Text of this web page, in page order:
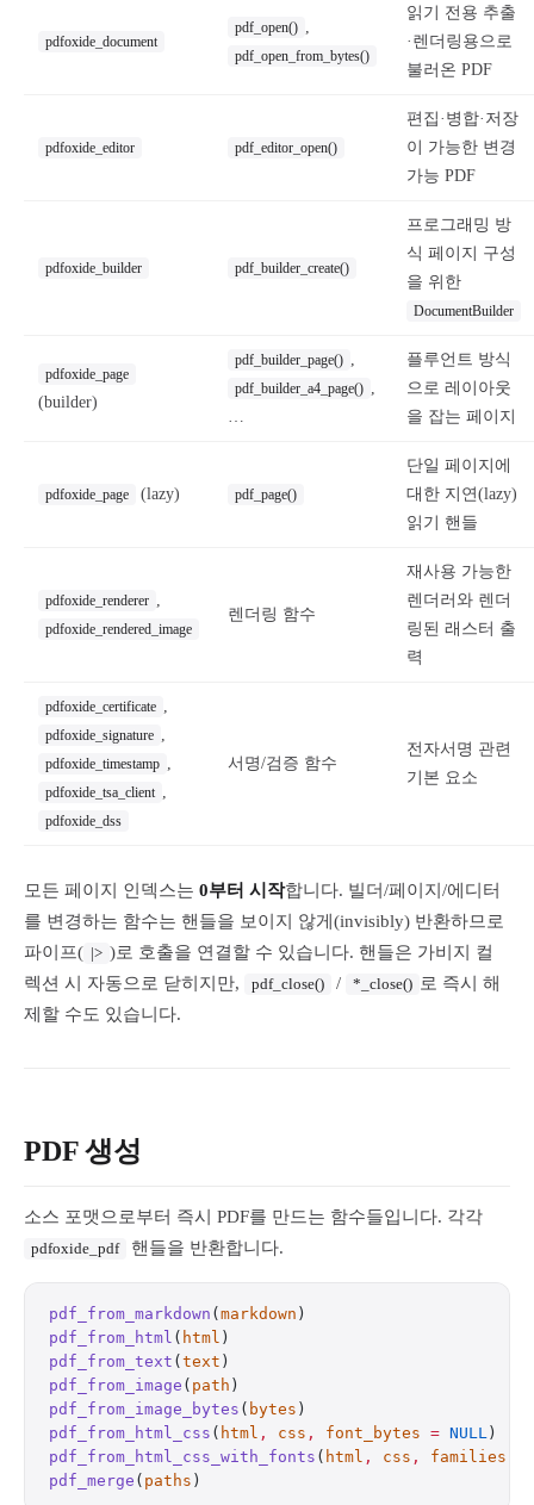
pdfoxide_document
pdf_open() ,
pdf_open_from_bytes()
읽기 전용 추출
·렌더링용으로
불러온 PDF
pdfoxide_editor pdf_editor_open()
편집·병합·저장
이 가능한 변경
가능 PDF
pdfoxide_builder pdf_builder_create()
프로그래밍 방
식 페이지 구성
을 위한
DocumentBuilder
pdfoxide_page
(builder)
pdf_builder_page() ,
pdf_builder_a4_page() ,
…
플루언트 방식
으로 레이아웃
을 잡는 페이지
pdfoxide_page (lazy) pdf_page()
단일 페이지에
대한 지연(lazy)
읽기 핸들
pdfoxide_renderer ,
pdfoxide_rendered_image
렌더링 함수
재사용 가능한
렌더러와 렌더
링된 래스터 출
력
pdfoxide_certificate ,
pdfoxide_signature ,
pdfoxide_timestamp ,
pdfoxide_tsa_client ,
pdfoxide_dss
서명/검증 함수
전자서명 관련
기본 요소
모든 페이지 인덱스는 0부터 시작합니다. 빌더/페이지/에디터
를 변경하는 함수는 핸들을 보이지 않게(invisibly) 반환하므로
파이프(
|> )로 호출을 연결할 수 있습니다. 핸들은 가비지 컬
렉션 시 자동으로 닫히지만,
pdf_close() / *_close() 로 즉시 해
제할 수도 있습니다.
PDF 생성
소스 포맷으로부터 즉시 PDF를 만드는 함수들입니다. 각각
pdfoxide_pdf 핸들을 반환합니다.
pdf_from_markdown ( markdown
pdf_from_html ( html
pdf_from_text ( text
pdf_from_image ( path
pdf_from_image_bytes ( bytes
pdf_from_html_css ( html , css , font_bytes = NULL
pdf_from_html_css_with_fonts ( html , css , families
pdf_merge ( paths